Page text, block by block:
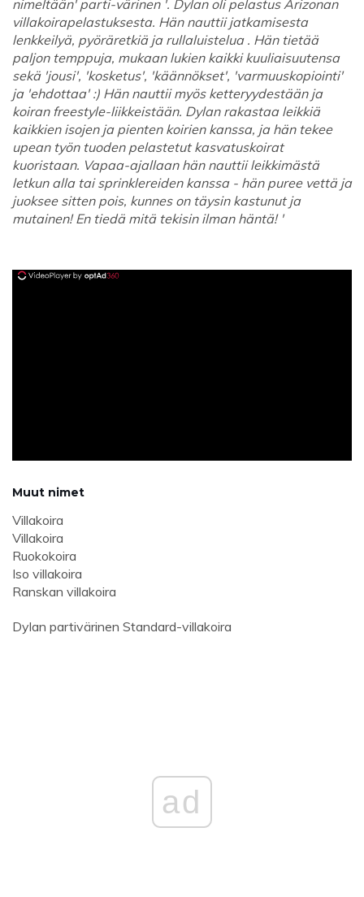
nimeltään' parti-värinen '. Dylan oli pelastus Arizonan
villakoirapelastuksesta. Hän nauttii jatkamisesta
lenkkeilyä, pyöräretkiä ja rullaluistelua . Hän tietää
paljon temppuja, mukaan lukien kaikki kuuliaisuutensa
sekä 'jousi', 'kosketus', 'käännökset', 'varmuuskopiointi'
ja 'ehdottaa' :) Hän nauttii myös ketteryydestään ja
koiran freestyle-liikkeistään. Dylan rakastaa leikkiä
kaikkien isojen ja pienten koirien kanssa, ja hän tekee
upean työn tuoden pelastetut kasvatuskoirat
kuoristaan. Vapaa-ajallaan hän nauttii leikkimästä
letkun alla tai sprinklereiden kanssa - hän puree vettä ja
juoksee sitten pois, kunnes on täysin kastunut ja
mutainen! En tiedä mitä tekisin ilman häntä! '
Muut nimet
Villakoira
Villakoira
Ruokokoira
Iso villakoira
Ranskan villakoira
Dylan partivärinen Standard-villakoira
ad